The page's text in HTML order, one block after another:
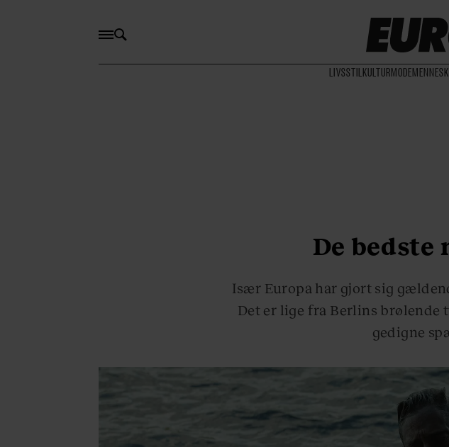
LIVSSTIL KULTURMODE
De bedste
Især Europa har gjort sig
Det er lige fra Berlins
gedigne